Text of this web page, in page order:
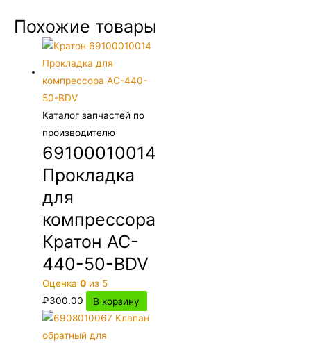
Похожие товары
Каталог запчастей по
производителю
69100010014
Прокладка
для
компрессора
Кратон AC-
440-50-BDV
Оценка0 из 5
₽300.00 В корзину